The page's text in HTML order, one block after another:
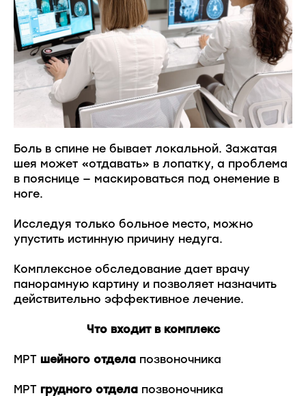
Боль в спине не бывает локальной. Зажатая
шея может «отдавать» в лопатку, а проблема
в пояснице — маскироваться под онемение в
ноге.
Исследуя только больное место, можно
упустить истинную причину недуга.
Комплексное обследование дает врачу
панорамную картину и позволяет назначить
действительно эффективное лечение.
Что входит в комплекс
МРТ шейного отдела позвоночника
МРТ грудного отдела позвоночника